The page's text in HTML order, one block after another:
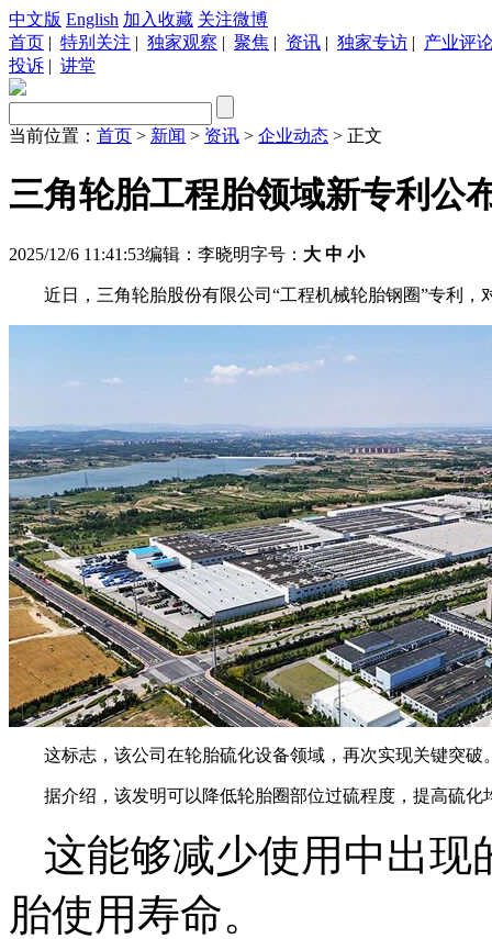
中文版 English 加入收藏 关注微博
首页 | 特别关注 | 独家观察 | 聚焦 | 资讯 | 独家专访 | 产业评
投诉 | 讲堂
当前位置： 首页 > 新闻 > 资讯 > 企业动态 > 正文
三角轮胎工程胎领域新专利公
2025/12/6 11:41:53编辑：李晓明字号： 大 中 小
近日，三角轮胎股份有限公司“工程机械轮胎钢圈”专利，
这标志，该公司在轮胎硫化设备领域，再次实现关键突破
据介绍，该发明可以降低轮胎圈部位过硫程度，提高硫化
这能够减少使用中出现
胎使用寿命。